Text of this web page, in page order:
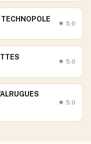
★ 5.0
★ 5.0
★ 5.0